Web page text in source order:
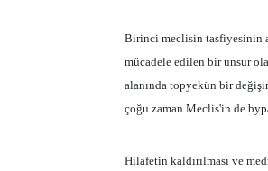
Birinci meclisin tasfiyesinin
mücadele edilen bir unsur
alanında topyekün bir
çoğu zaman Meclis'in de
Hilafetin kaldırılması ve